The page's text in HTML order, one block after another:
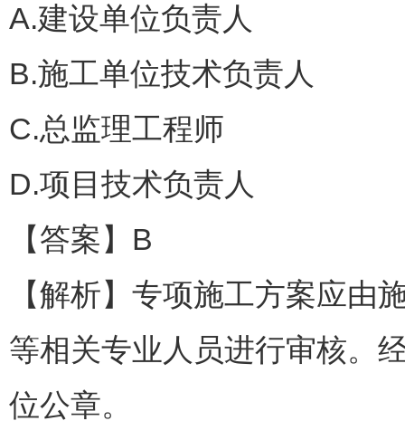
A.建设单位负责人
B.施工单位技术负责人
C.总监理工程师
D.项目技术负责人
【答案】B
【解析】专项施工方案应由
等相关专业人员进行审核。
位公章。